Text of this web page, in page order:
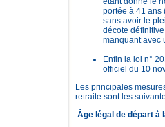
portée à 41 ans
sans avoir le
décote
manquant avec
Enfin la loi n°
officiel du 10
Les principales
retraite sont les
Âge légal de départ à